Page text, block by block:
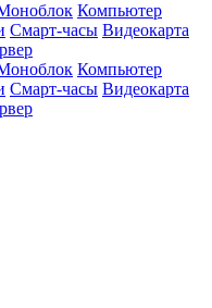
Компьютер
Смарт-часы Видеокарта
Компьютер
Смарт-часы Видеокарта